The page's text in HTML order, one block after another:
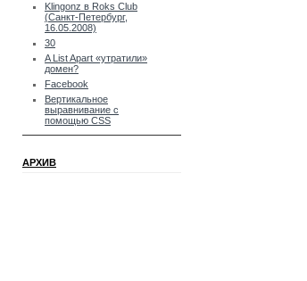
Klingonz в Roks Club
(Санкт-Петербург,
16.05.2008)
30
A List Apart «утратили»
домен?
Facebook
Вертикальное
выравнивание с
помощью CSS
АРХИВ